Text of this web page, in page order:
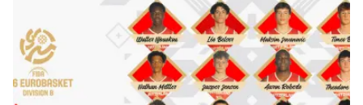
MINI BASKET
AUSBILDUNG